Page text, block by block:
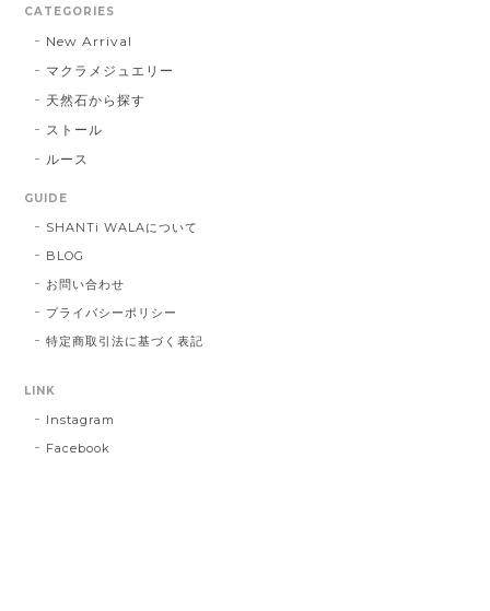
CATEGORIES
New Arrival
マクラメジュエリー
天然石から探す
ストール
ルース
GUIDE
SHANTi WALAについて
BLOG
お問い合わせ
プライバシーポリシー
特定商取引法に基づく表記
LINK
Instagram
Facebook